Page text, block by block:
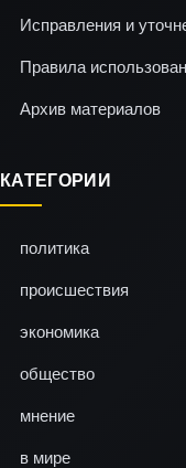
Исправления и
Правила
Архив материалов
КАТЕГОРИИ
политика
происшествия
экономика
общество
мнение
в мире